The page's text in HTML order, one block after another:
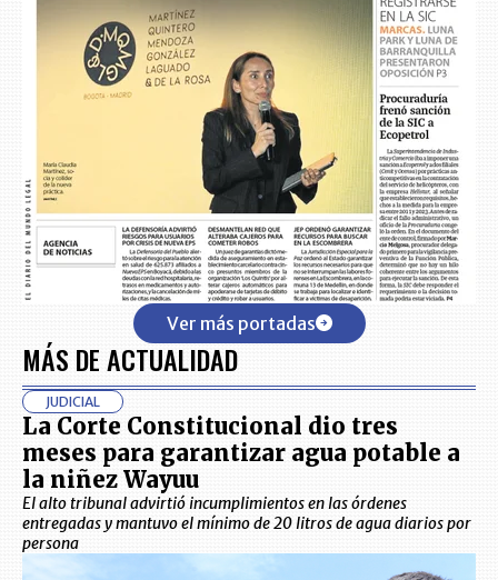
Ver más portadas
MÁS DE ACTUALIDAD
JUDICIAL
La Corte Constitucional dio tres
meses para garantizar agua potable a
la niñez Wayuu
El alto tribunal advirtió incumplimientos en las órdenes
entregadas y mantuvo el mínimo de 20 litros de agua diarios por
persona